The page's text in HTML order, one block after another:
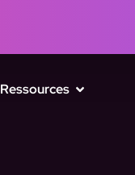
Ressources